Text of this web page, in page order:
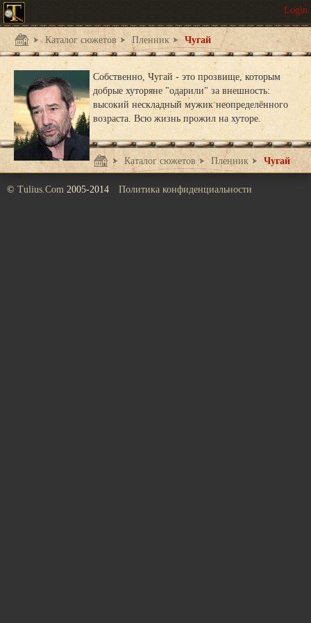
Каталог сюжетов Пленник Чугай
Собственно, Чугай - это прозвище, которым
добрые хуторяне "одарили" за внешность:
высокий нескладный мужик неопределённого
возраста. Всю жизнь прожил на хуторе.
Каталог сюжетов Пленник Чугай
© Tulius.Com 2005-2014 Политика конфиденциальности